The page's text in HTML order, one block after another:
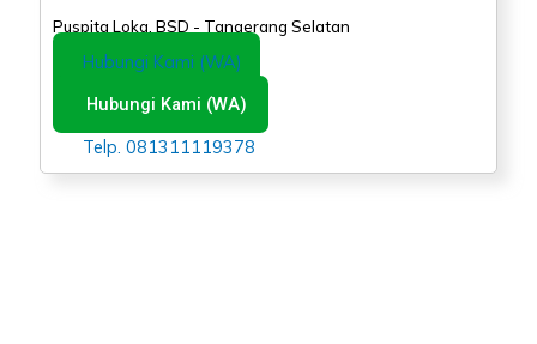
Puspita Loka, BSD - Tangerang Selatan
Kontak Kami:
Hubungi Kami (WA)
Hubungi Kami (WA)
Telp. 081311119378